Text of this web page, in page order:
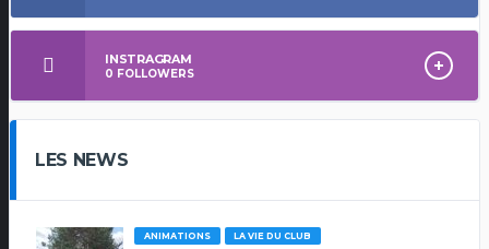
INSTRAGRAM
0 FOLLOWERS
LES NEWS
ANIMATIONS LA VIE DU CLUB